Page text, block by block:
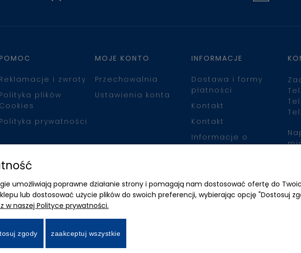
Reklamacje i zwroty
Polityka plików
Cookies
Polityka prywatności
MOJE KONTO
Przechowalnia
Ustawienia konta
INFORMACJE
Dostawa i formy
płatności
Kontakt
Kontakt
Informacje o
umożliwiają poprawne działanie strony i pomagają nam dostosować ofertę do
lub dostosować użycie plików do swoich preferencji, wybierając opcję "Dostosuj
w naszej Polityce prywatności.
zgody zaakceptuj wszystkie